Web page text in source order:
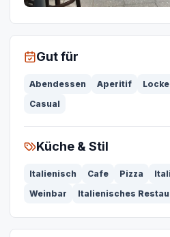
Gut für
Abendessen Aperitif
Casual
Küche & Stil
Italienisch Cafe Pizza
Weinbar
Italienisches